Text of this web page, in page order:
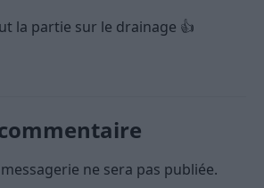
la partie sur le drainage 👍
ne sera pas publiée.